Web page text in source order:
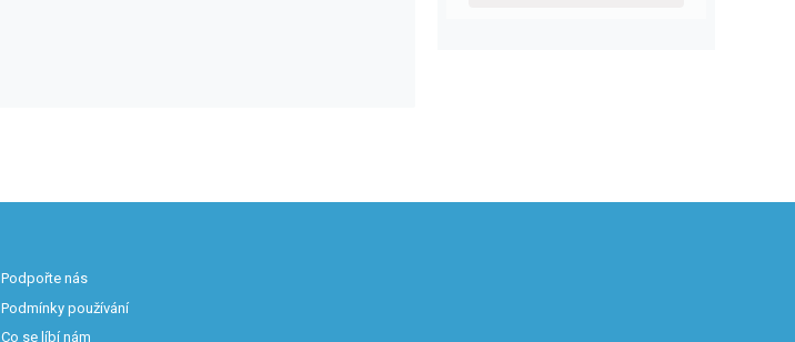
Podpořte nás
Podmínky používání
Co se líbí nám